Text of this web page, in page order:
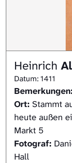
Heinrich
Datum: 1411
Bemerkungen:
Ort: Stammt
heute außen
Markt 5
Fotograf:
Hall